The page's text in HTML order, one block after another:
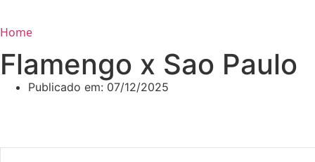
Home
Flamengo x Sao Paulo
Publicado em: 07/12/2025